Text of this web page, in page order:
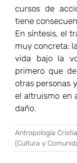
Antropología
(Cultura y
Facebook
Artículos